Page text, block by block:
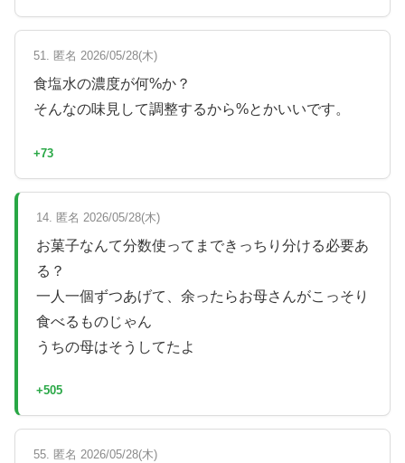
51. 匿名 2026/05/28(木)
食塩水の濃度が何%か？
そんなの味見して調整するから%とかいいです。
+73
14. 匿名 2026/05/28(木)
お菓子なんて分数使ってまできっちり分ける必要あ
る？
一人一個ずつあげて、余ったらお母さんがこっそり
食べるものじゃん
うちの母はそうしてたよ
+505
55. 匿名 2026/05/28(木)